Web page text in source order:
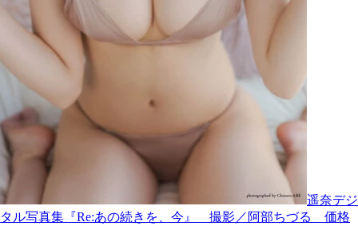
遥奈デジ
タル写真集『Re:あの続きを、今』 撮影／阿部ちづる 価格